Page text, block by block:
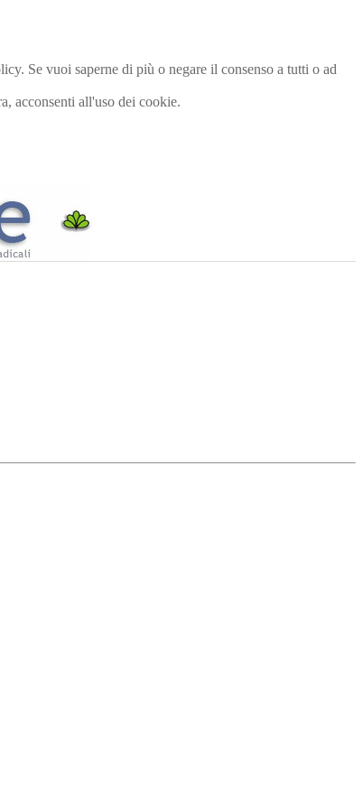
Se vuoi saperne di più o negare il consenso a tutti o ad
acconsenti all'uso dei cookie.